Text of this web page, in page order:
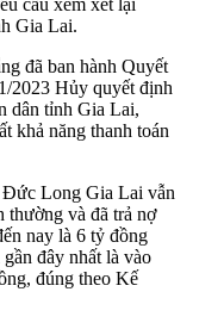
cầu xem xét lại
Gia Lai.
đã ban hành Quyết
2023 Hủy quyết định
dân tỉnh Gia Lai,
khả năng thanh toán
Đức Long Gia Lai vẫn
thường và đã trả nợ
nay là 6 tỷ đồng
đây nhất là vào
đúng theo Kế